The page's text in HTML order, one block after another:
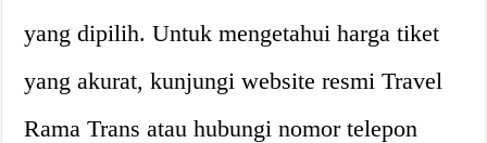
yang dipilih. Untuk mengetahui harga tiket
yang akurat, kunjungi website resmi Travel
Rama Trans atau hubungi nomor telepon